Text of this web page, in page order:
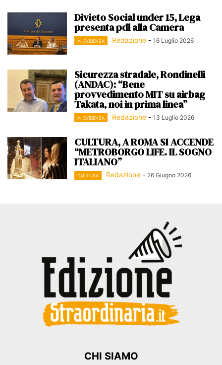
Divieto Social under 15, Lega
presenta pdl alla Camera
IN EVIDENZA Redazione - 16 Luglio 2026
Sicurezza stradale, Rondinelli
(ANDAC): “Bene
provvedimento MIT su airbag
Takata, noi in prima linea”
IN EVIDENZA Redazione - 13 Luglio 2026
CULTURA, A ROMA SI ACCENDE
“METROBORGO LIFE. IL SOGNO
ITALIANO”
CULTURA Redazione - 26 Giugno 2026
CHI SIAMO